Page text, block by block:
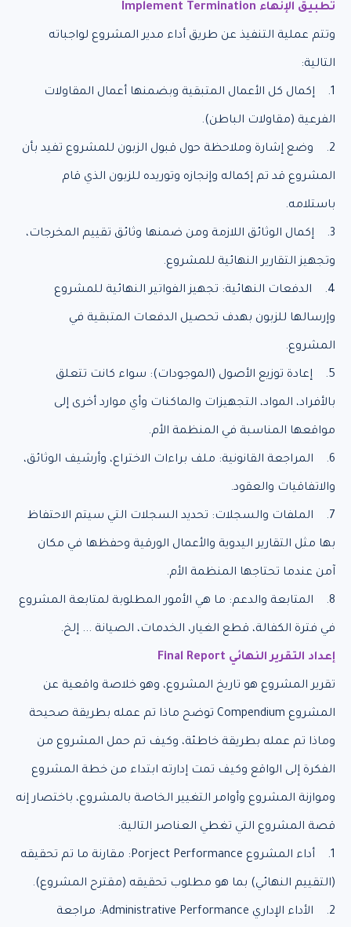
تطبيق الإنهاء Implement Termination
وتتم عملية التنفيذ عن طريق أداء مدير المشروع لواجباته
التالية:
1. إكمال كل الأعمال المتبقية وبضمنها أعمال المقاولات
الفرعية (مقاولات الباطن).
2. وضع إشارة وملاحظة حول قبول الزبون للمشروع تفيد بأن
المشروع قد تم إكماله وإنجازه وتوريده للزبون الذي قام
باستلامه.
3. إكمال الوثائق اللازمة ومن ضمنها وثائق تقييم المخرجات،
وتجهيز التقارير النهائية للمشروع.
4. الدفعات النهائية: تجهيز الفواتير النهائية للمشروع
وإرسالها للزبون بهدف تحصيل الدفعات المتبقية في
المشروع.
5. إعادة توزيع الأصول (الموجودات): سواء كانت تتعلق
بالأفراد، المواد، التجهيزات والماكنات وأي موارد أخرى إلى
مواقعها المناسبة في المنظمة الأم.
6. المراجعة القانونية: ملف براءات الاختراع، وأرشيف الوثائق،
والاتفاقيات والعقود.
7. الملفات والسجلات: تحديد السجلات التي سيتم الاحتفاظ
بها مثل التقارير اليدوية والأعمال الورقية وحفظها في مكان
آمن عندما تحتاجها المنظمة الأم.
8. المتابعة والدعم: ما هي الأمور المطلوبة لمتابعة المشروع
في فترة الكفالة، قطع الغيار، الخدمات، الصيانة ... إلخ.
إعداد التقرير النهائي Final Report
تقرير المشروع هو تاريخ المشروع، وهو خلاصة واقعية عن
المشروع Compendium توضح ماذا تم عمله بطريقة صحيحة
وماذا تم عمله بطريقة خاطئة، وكيف تم حمل المشروع من
الفكرة إلى الواقع وكيف تمت إدارته ابتداء من خطة المشروع
وموازنة المشروع وأوامر التغيير الخاصة بالمشروع، باختصار إنه
قصة المشروع التي تغطي العناصر التالية:
1. أداء المشروع Porject Performance: مقارنة ما تم تحقيقه
(التقييم النهائي) بما هو مطلوب تحقيقه (مقترح المشروع).
2. الأداء الإداري Administrative Performance: مراجعة